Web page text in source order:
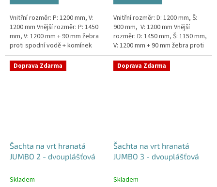
Vnitřní rozměr: P: 1200 mm, V:
1200 mm Vnější rozměr: P: 1450
mm, V: 1200 mm + 90 mm žebra
proti spodní vodě + komínek
Dvouplášťová vodoměrná šachta
- vhodná do míst...
Vnitřní rozměr: D: 1200 mm, Š:
900 mm, V: 1200 mm Vnější
rozměr: D: 1450 mm, Š: 1150 mm,
V: 1200 mm + 90 mm žebra proti
spodní vodě + komínek
Dvouplášťová...
Doprava Zdarma
Šachta na vrt hranatá
JUMBO 2 - dvouplášťová
Skladem
Doprava Zdarma
Šachta na vrt hranatá
JUMBO 3 - dvouplášťová
Skladem